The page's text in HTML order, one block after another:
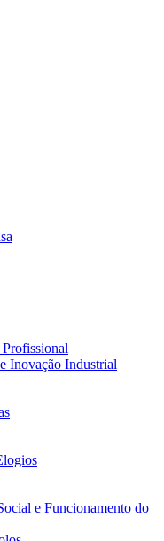
Inovação Industrial
e Funcionamento do